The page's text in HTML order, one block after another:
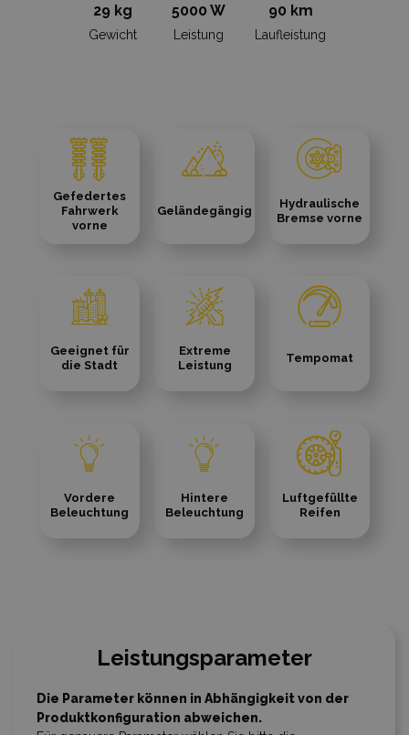
29 kg
Gewicht
5000 W
Leistung
90 km
Laufleistung
Gefedertes
Fahrwerk
vorne
Geländegängig
Hydraulische
Bremse vorne
Geeignet für
die Stadt
Extreme
Leistung
Tempomat
Vordere
Beleuchtung
Hintere
Beleuchtung
Luftgefüllte
Reifen
Die Parameter können in Abhängigkeit von der
Produktkonfiguration abweichen.
Leistungsparameter